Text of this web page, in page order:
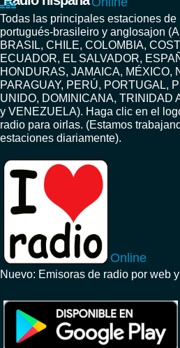
Todas las principales estaciones
portugués-brasileiro y anglosajon
BRASIL, CHILE, COLOMBIA,
ECUADOR, EL SALVADOR,
HONDURAS, JAMAICA, MÉXICO,
PARAGUAY, PERÚ, PORTUGAL,
UNIDO, DOMINICANA, TRINIDAD
y VENEZUELA). Haga clic en el
radio para oirlas. (Estamos
estaciones diariamente).
Online
Nuevo: Emisoras de radio por web